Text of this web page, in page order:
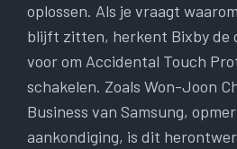
oplossen. Als je vraagt
blijft zitten, herkent Bixby de
voor om Accidental Touch
schakelen. Zoals Won-Joon
Business van Samsung,
aankondiging, is dit